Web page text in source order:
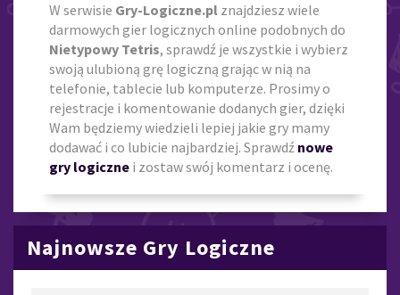
W serwisie Gry-Logiczne.pl znajdziesz wiele
darmowych gier logicznych online podobnych do
Nietypowy Tetris, sprawdź je wszystkie i wybierz
swoją ulubioną grę logiczną grając w nią na
telefonie, tablecie lub komputerze. Prosimy o
rejestracje i komentowanie dodanych gier, dzięki
Wam będziemy wiedzieli lepiej jakie gry mamy
dodawać i co lubicie najbardziej. Sprawdź nowe
gry logiczne i zostaw swój komentarz i ocenę.
Najnowsze Gry Logiczne